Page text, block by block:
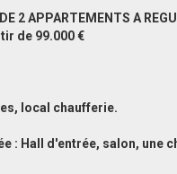
2 APPARTEMENTS A
de 99.000 €
local chaufferie.
: Hall d'entrée, salon, une